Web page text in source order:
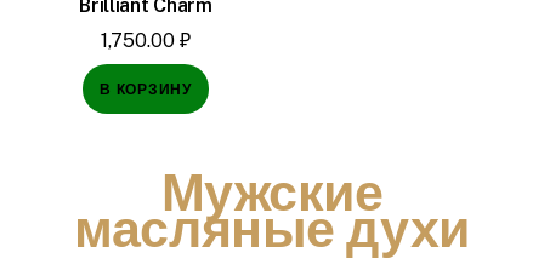
Brilliant Charm
1,750.00 ₽
В КОРЗИНУ
Мужские
масляные духи